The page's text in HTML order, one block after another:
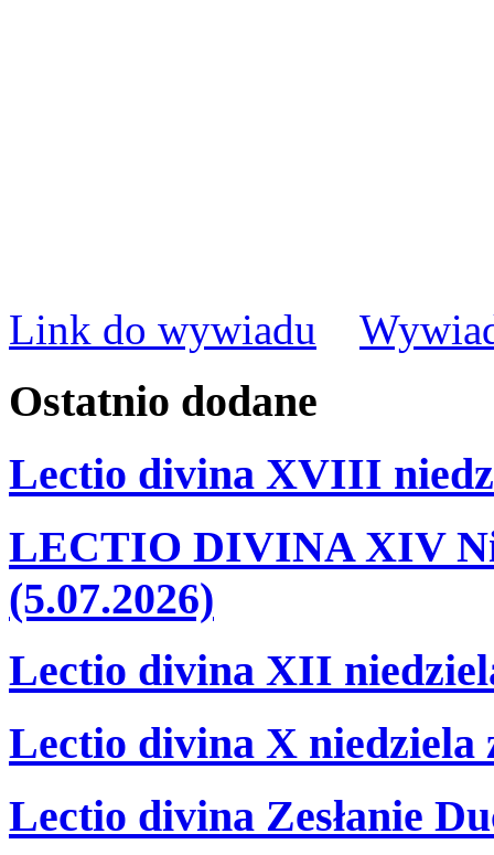
Link do wywiadu
Ostatnio dodane
Lectio divina XVIII
LECTIO DIVINA XIV
(5.07.2026)
Lectio divina XII
Lectio divina X niedziela
Lectio divina Zesłanie